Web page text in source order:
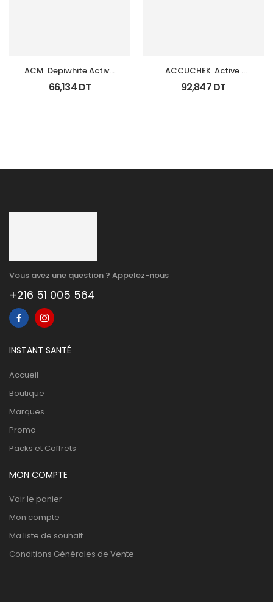
ACM  Depiwhite Active
Gel Unifiant Anti Taches
40Ml
66,134DT
ACCUCHEK  Active
Coffret 110
Bandlettes+Appareil
92,847DT
Vous avez une question ? Appelez-nous
+216 51 005 564
INSTANT SANTÉ
Accueil
Boutique
Marques
Promo
Packs et Coffrets
MON COMPTE
Voir le panier
Mon compte
Ma liste de souhait
Conditions Générales de Vente